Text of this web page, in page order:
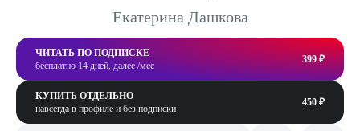
Екатерина Дашкова
ЧИТАТЬ ПО ПОДПИСКЕ
бесплатно 14 дней, далее /мес
399 ₽
КУПИТЬ ОТДЕЛЬНО
навсегда в профиле и без подписки
450 ₽